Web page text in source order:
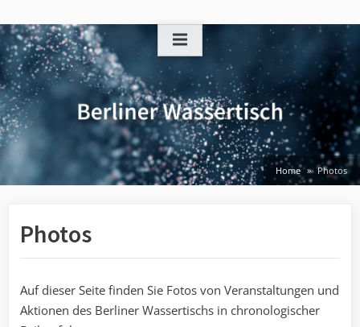
to
content
Home Photos
Photos
Auf dieser Seite finden Sie Fotos von Veranstaltungen und
Aktionen des Berliner Wassertischs in chronologischer